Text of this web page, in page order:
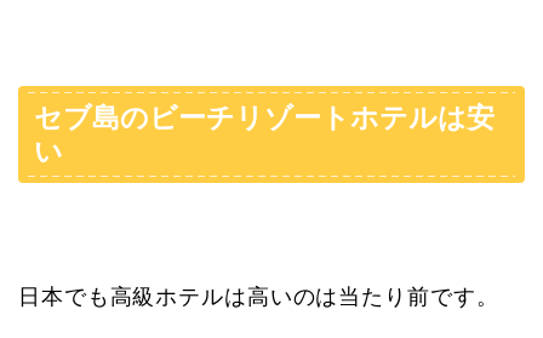
セブ島のビーチリゾートホテルは安
い
日本でも高級ホテルは高いのは当たり前です。